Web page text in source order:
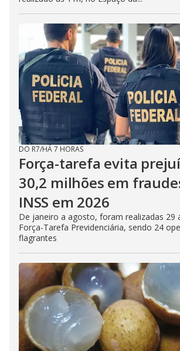
DO R7/HÁ 7 HORAS
Força-tarefa evita
30,2 milhões em
INSS em 2026
De janeiro a agosto, foram realizadas 29
Força-Tarefa Previdenciária, sendo 24
flagrantes